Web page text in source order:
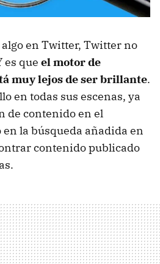
en Twitter, Twitter no
es que el motor de
muy lejos de ser brillante.
en todas sus escenas, ya
de contenido en el
la búsqueda añadida en
contenido publicado